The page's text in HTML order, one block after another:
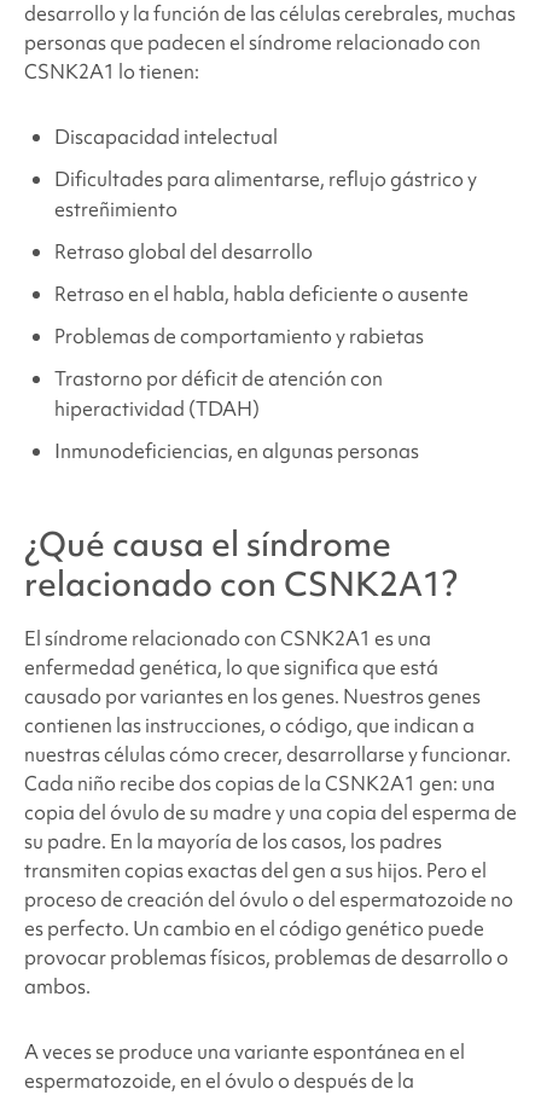
desarrollo y la función de las células cerebrales, muchas
personas que padecenel síndrome relacionado con
CSNK2A1 lo tienen:
Discapacidad intelectual
Dificultades para alimentarse, reflujo gástrico y
estreñimiento
Retraso global del desarrollo
Retraso en el habla, habla deficiente o ausente
Problemas de comportamiento y rabietas
Trastorno por déficit de atención con
hiperactividad (TDAH)
Inmunodeficiencias, en algunas personas
¿Qué causa el síndrome
relacionado con CSNK2A1?
El síndrome relacionado con CSNK2A1 es una
enfermedad genética, lo que significa que está
causado por variantes en los genes. Nuestros genes
contienen las instrucciones, o código, que indican a
nuestras células cómo crecer, desarrollarse y funcionar.
Cada niño recibe dos copias de la CSNK2A1 gen: una
copia del óvulo de su madre y una copia del esperma de
su padre. En la mayoría de los casos, los padres
transmiten copias exactas del gen a sus hijos. Pero el
proceso de creación del óvulo o del espermatozoide no
es perfecto. Un cambio en el código genético puede
provocar problemas físicos, problemas de desarrollo o
ambos.
A veces se produce una variante espontánea en el
espermatozoide, en el óvulo o después de la